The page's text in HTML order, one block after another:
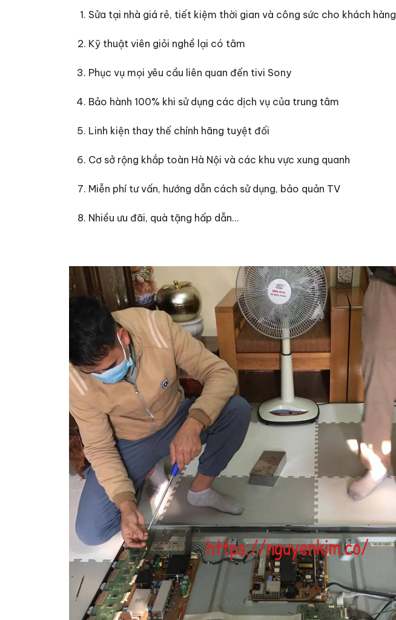
Sửa tại nhà giá rẻ, tiết kiệm thời gian và công sức cho khách hàng
Kỹ thuật viên giỏi nghề lại có tâm
Phục vụ mọi yêu cầu liên quan đến tivi Sony
Bảo hành 100% khi sử dụng các dịch vụ của trung tâm
Linh kiện thay thế chính hãng tuyệt đối
Cơ sở rộng khắp toàn Hà Nội và các khu vực xung quanh
Miễn phí tư vấn, hướng dẫn cách sử dụng, bảo quản TV
Nhiều ưu đãi, quà tặng hấp dẫn…